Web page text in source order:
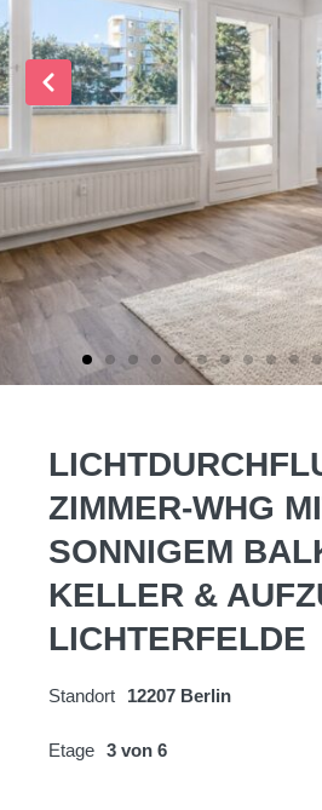
ZIMMER-WHG
SONNIGEM
KELLER &
LICHTERFELDE
Standort 12207 Berlin
Etage 3 von 6